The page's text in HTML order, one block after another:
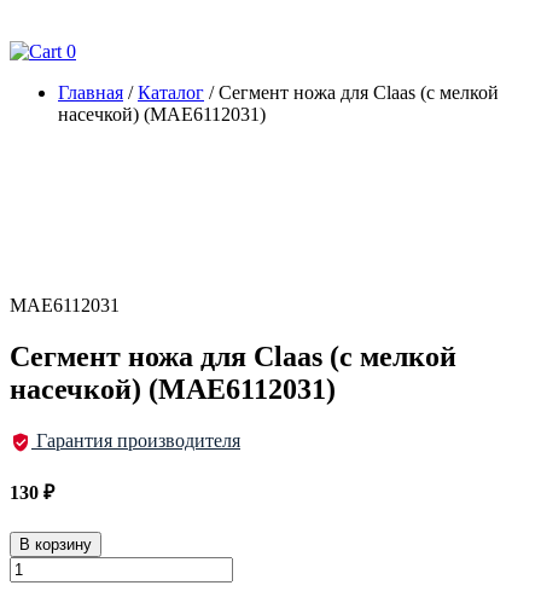
0
Главная /Каталог /Сегмент ножа для Claas (с мелкой
насечкой) (MAE6112031)
MAE6112031
Сегмент ножа для Claas (с мелкой
насечкой) (MAE6112031)
Гарантия производителя
130 ₽
В корзину